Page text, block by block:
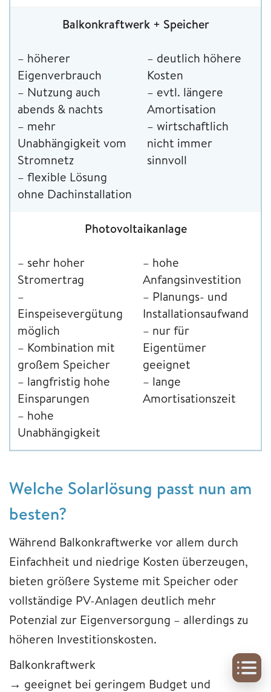
Balkonkraftwerk + Speicher
– höherer
Eigenverbrauch
– Nutzung auch
abends & nachts
– mehr
Unabhängigkeit vom
Stromnetz
– flexible Lösung
ohne Dachinstallation
– deutlich höhere
Kosten
– evtl. längere
Amortisation
– wirtschaftlich
nicht immer
sinnvoll
Photovoltaikanlage
– sehr hoher
Stromertrag
–
Einspeisevergütung
möglich
– Kombination mit
großem Speicher
– langfristig hohe
Einsparungen
– hohe
Unabhängigkeit
– hohe
Anfangsinvestition
– Planungs- und
Installationsaufwand
– nur für
Eigentümer
geeignet
– lange
Amortisationszeit
Welche Solarlösung passt nun am
besten?
Während Balkonkraftwerke vor allem durch
Einfachheit und niedrige Kosten überzeugen,
bieten größere Systeme mit Speicher oder
vollständige PV-Anlagen deutlich mehr
Potenzial zur Eigenversorgung – allerdings zu
höheren Investitionskosten.
Balkonkraftwerk
→ geeignet bei geringem Budget und